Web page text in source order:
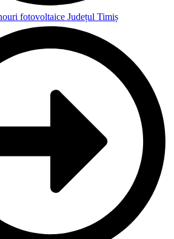
fotovoltaice Județul Timiș